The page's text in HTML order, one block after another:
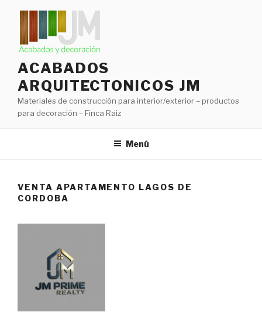
contenido
ACABADOS
ARQUITECTONICOS JM
Materiales de construcción para interior/exterior – productos
para decoración – Finca Raiz
Menú
VENTA APARTAMENTO LAGOS DE
CORDOBA